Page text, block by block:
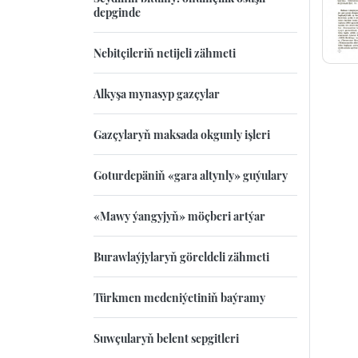
depginde
Nebitçileriň netijeli zähmeti
Alkyşa mynasyp gazçylar
Gazçylaryň maksada okgunly işleri
Goturdepäniň «gara altynly» guýulary
«Mawy ýangyjyň» möçberi artýar
Burawlaýjylaryň göreldeli zähmeti
Türkmen medeniýetiniň baýramy
Suwçularyň belent sepgitleri